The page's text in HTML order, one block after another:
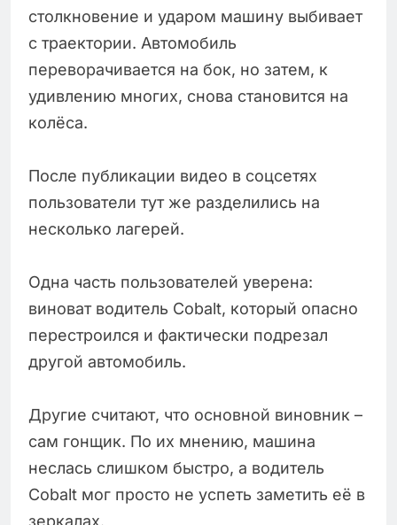
столкновение и ударом машину выбивает
с траектории. Автомобиль
переворачивается на бок, но затем, к
удивлению многих, снова становится на
колёса.
После публикации видео в соцсетях
пользователи тут же разделились на
несколько лагерей.
Одна часть пользователей уверена:
виноват водитель Cobalt, который опасно
перестроился и фактически подрезал
другой автомобиль.
Другие считают, что основной виновник –
сам гонщик. По их мнению, машина
неслась слишком быстро, а водитель
Cobalt мог просто не успеть заметить её в
зеркалах.